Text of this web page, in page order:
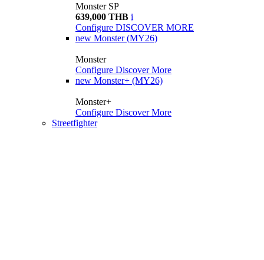
Monster SP
639,000 THB i
Configure DISCOVER MORE
new Monster (MY26)
Monster
Configure Discover More
new Monster+ (MY26)
Monster+
Configure Discover More
Streetfighter